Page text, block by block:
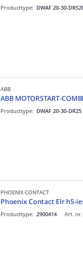
Producttype: DWAF 20-30-
ABB
ABB MOTORSTART-
Producttype: DWAF 20-30-
PHOENIX CONTACT
Phoenix Contact Elr h5-
Art. nr.
Producttype: 2900414